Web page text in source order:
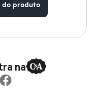
do produto
na